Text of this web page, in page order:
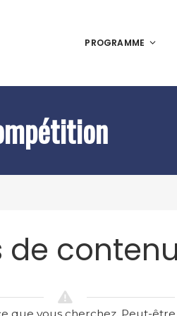
PROGRAMME
de contenu